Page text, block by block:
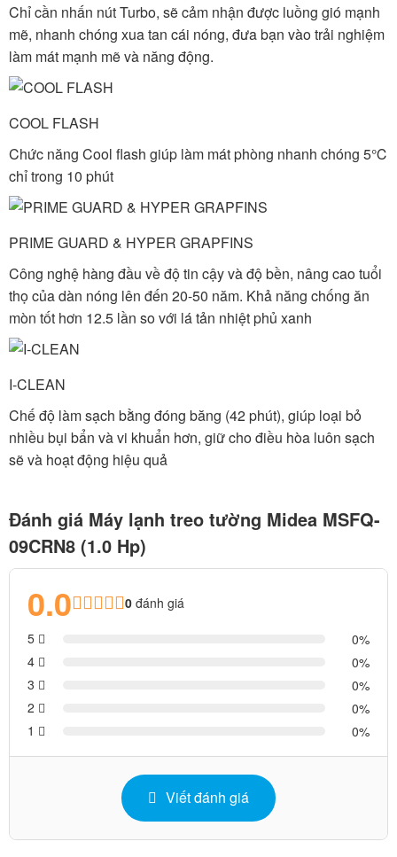
Chỉ cần nhấn nút Turbo, sẽ cảm nhận được luồng gió mạnh
mẽ, nhanh chóng xua tan cái nóng, đưa bạn vào trải nghiệm
làm mát mạnh mẽ và năng động.
COOL FLASH
Chức năng Cool flash giúp làm mát phòng nhanh chóng 5℃
chỉ trong 10 phút
PRIME GUARD & HYPER GRAPFINS
Công nghệ hàng đầu về độ tin cậy và độ bền, nâng cao tuổi
thọ của dàn nóng lên đến 20-50 năm. Khả năng chống ăn
mòn tốt hơn 12.5 lần so với lá tản nhiệt phủ xanh
I-CLEAN
Chế độ làm sạch bằng đóng băng (42 phút), giúp loại bỏ
nhiều bụi bẩn và vi khuẩn hơn, giữ cho điều hòa luôn sạch
sẽ và hoạt động hiệu quả
Đánh giá Máy lạnh treo tường Midea MSFQ-
09CRN8 (1.0 Hp)
0.0 0 đánh giá
5
0
4
0
3
0
2
0
1
0
Viết đánh giá